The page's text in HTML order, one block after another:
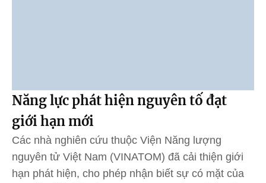
Năng lực phát hiện nguyên tố đạt
giới hạn mới
Các nhà nghiên cứu thuộc Viện Năng lượng
nguyên tử Việt Nam (VINATOM) đã cải thiện giới
hạn phát hiện, cho phép nhận biết sự có mặt của